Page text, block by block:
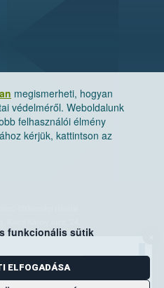
megismerheti, hogyan
védelméről. Weboldalunk
felhasználói élmény
kérjük, kattintson az
funkcionális sütik
ELFOGADÁSA
biztonsági Hivatal
Budapest. Pf. 30.